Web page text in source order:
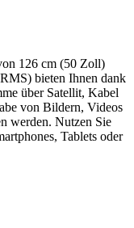
126 cm (50 Zoll)
bieten Ihnen dank
über Satellit, Kabel
von Bildern, Videos
werden. Nutzen Sie
Tablets oder